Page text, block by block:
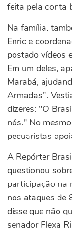
feita pela conta
Na família,
Enric e
postado vídeos
Em um deles,
Marabá,
Armadas".
dizeres: "O
nós." No
pecuaristas
A Repórter
questionou
participação na
nos ataques de
disse que não
senador Flexa